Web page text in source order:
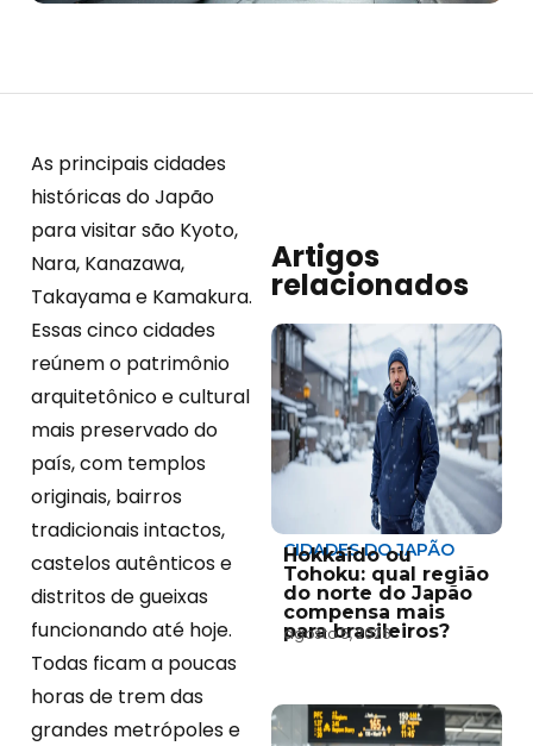
As principais cidades
históricas do Japão
para visitar são Kyoto,
Nara, Kanazawa,
Takayama e Kamakura.
Essas cinco cidades
reúnem o patrimônio
arquitetônico e cultural
mais preservado do
país, com templos
originais, bairros
tradicionais intactos,
castelos autênticos e
distritos de gueixas
funcionando até hoje.
Todas ficam a poucas
horas de trem das
grandes metrópoles e
Artigos
relacionados
CIDADES DO JAPÃO
Hokkaido ou
Tohoku: qual região
do norte do Japão
compensa mais
para brasileiros?
agosto 5, 2026